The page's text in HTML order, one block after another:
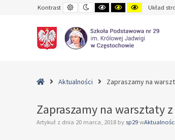
Kontrast
Default
contrast
Night
contrast
Black
and
Black
and
Yellow
and
Układ
HomeAktualności Zapraszamy na
Zapraszamy na warsztaty
Artykuł z dnia 20 marca, 2018 by sp29 wAktualności